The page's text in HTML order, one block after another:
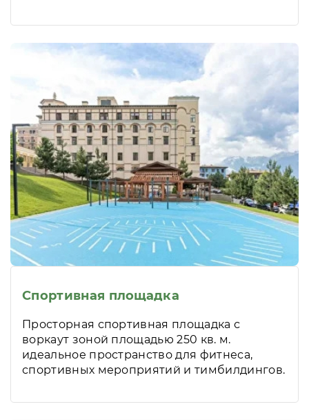
Спортивная площадка
Просторная спортивная площадка с
воркаут зоной площадью 250 кв. м.
идеальное пространство для фитнеса,
спортивных мероприятий и тимбилдингов.